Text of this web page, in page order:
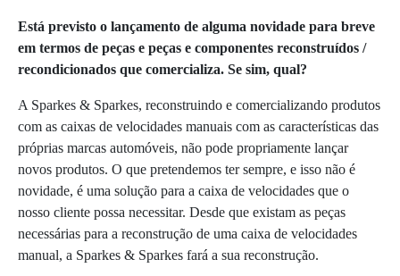
Está previsto o lançamento de alguma novidade para breve
em termos de peças e peças e componentes reconstruídos /
recondicionados que comercializa. Se sim, qual?
A Sparkes & Sparkes, reconstruindo e comercializando produtos
com as caixas de velocidades manuais com as características das
próprias marcas automóveis, não pode propriamente lançar
novos produtos. O que pretendemos ter sempre, e isso não é
novidade, é uma solução para a caixa de velocidades que o
nosso cliente possa necessitar. Desde que existam as peças
necessárias para a reconstrução de uma caixa de velocidades
manual, a Sparkes & Sparkes fará a sua reconstrução.